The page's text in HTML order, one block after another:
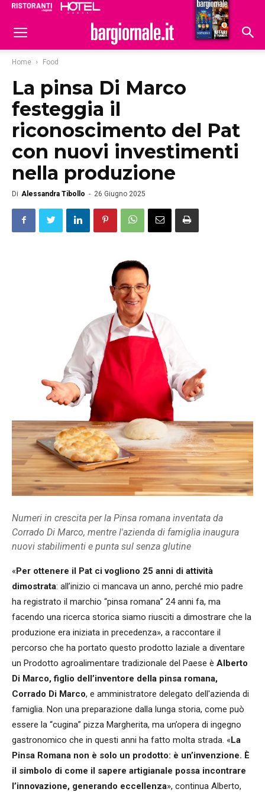
Hoteldomani
Home Food
La pinsa Di Marco
festeggia il
riconoscimento del Pat
con nuovi investimenti
nella produzione
Di Alessandra Tibollo - 26 Giugno 2025
Numeri in crescita per la Pinsa romana inventata da
Corrado Di Marco, mentre l'azienda di famiglia inaugura
nuovi stabilimenti e punta sul senza glutine
«Per ottenere il Pat ci vogliono 25 anni di attività
dimostrata: all’inizio ci mancava un anno, perché mio padre
ha registrato il marchio “pinsa romana” 24 anni fa, ma
facendo una ricerca storica siamo riusciti a dimostrare che la
produzione era iniziata in precedenza», a raccontare il
percorso che ha portato questo prodotto laziale a diventare
un Prodotto agroalimentare tradizionale del Paese è Alberto
Di Marco, figlio dell’inventore della pinsa romana,
Corrado Di Marco, e amministratore delegato dell'azienda di
famiglia. Non una preparazione dalla lunga storia, come può
essere la “cugina” pizza Margherita, ma un’opera di ingegno
gastronomico che in questi anni ha fatto molta strada. «La
Pinsa Romana non è solo un prodotto: è un’invenzione. È
il simbolo di come il sapere artigianale possa incontrare
l’innovazione, generando eccellenza», continua Alberto,